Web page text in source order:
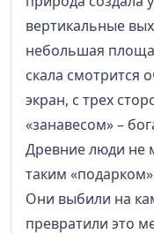
вертикальные
небольшая
скала смотрится
экран, с трех
«занавесом» –
Древние люди не
таким
Они выбили на
превратили это